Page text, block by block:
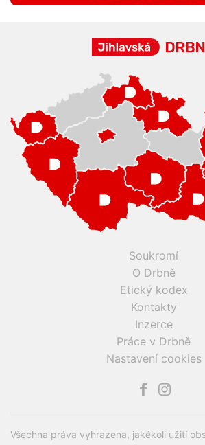
Soukromí
O Drbně
Etický kodex
Kontakty
Inzerce
Práce v Drbně
Nastavení cookies
Všechna práva vyhrazena, jakékoli užití